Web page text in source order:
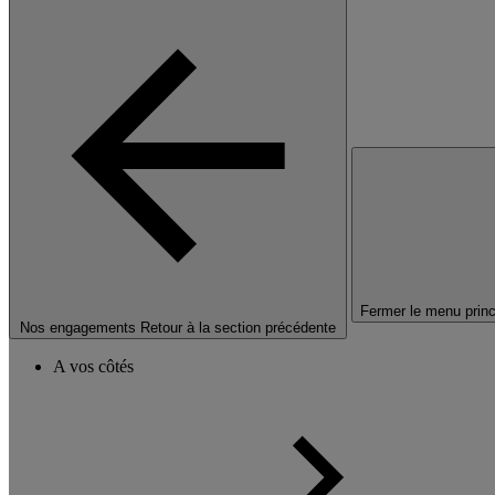
Nos engagements Retour à la section précédente
Fermer le menu
A vos côtés